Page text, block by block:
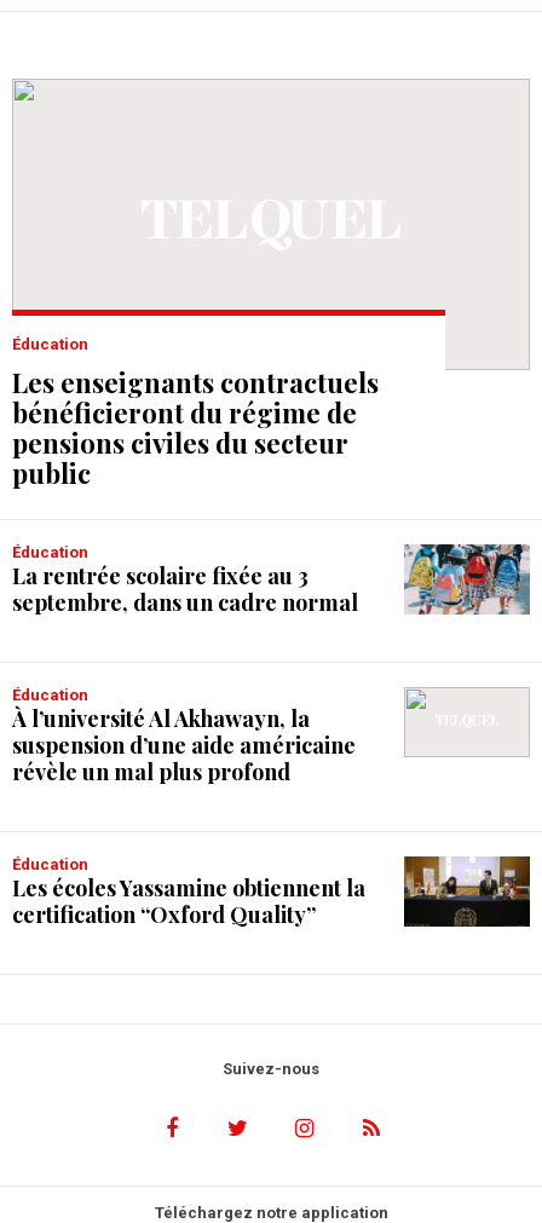
Éducation
Les enseignants contractuels
bénéficieront du régime de
pensions civiles du secteur
public
Éducation
La rentrée scolaire fixée au 3
septembre, dans un cadre normal
Éducation
À l’université Al Akhawayn, la
suspension d’une aide américaine
révèle un mal plus profond
Éducation
Les écoles Yassamine obtiennent la
certification “Oxford Quality”
Suivez-nous
Téléchargez notre application